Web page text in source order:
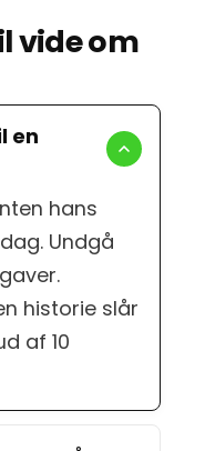
vide om
en
hans
Undgå
historie slår
af 10